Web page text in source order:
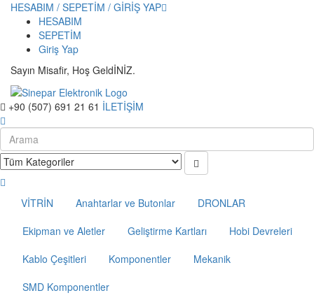
HESABIM / SEPETİM / GİRİŞ YAP
HESABIM
SEPETİM
Giriş Yap
Sayın Misafir, Hoş GeldİNİZ.
+90 (507) 691 21 61 İLETİŞİM
VİTRİN Anahtarlar ve Butonlar
DRONLAR
Ekipman ve Aletler
Geliştirme Kartları
Hobi Devreleri
Kablo Çeşitleri
Komponentler
Mekanik
SMD Komponentler